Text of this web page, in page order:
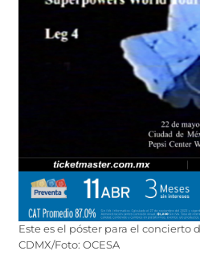
Este es el póster para el concierto
CDMX/Foto: OCESA